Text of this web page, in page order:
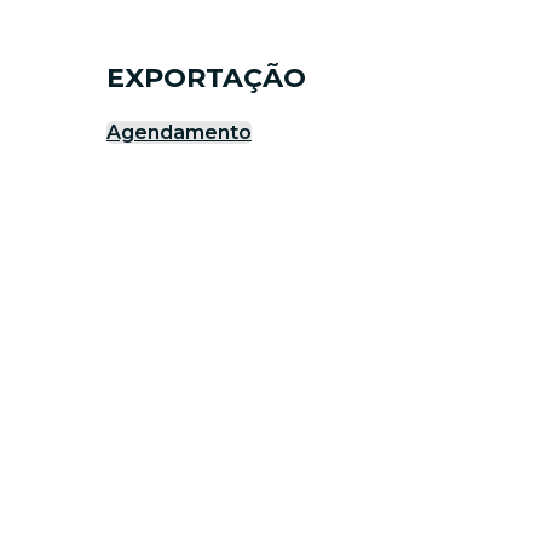
EXPORTAÇÃO
Agendamento